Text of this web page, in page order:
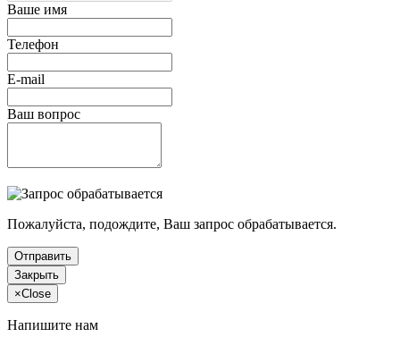
Ваше имя
Телефон
E-mail
Ваш вопрос
Пожалуйста, подождите, Ваш запрос обрабатывается.
Отправить
Закрыть
×Close
Напишите нам